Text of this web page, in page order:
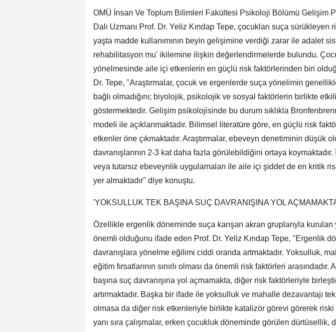
OMÜ İnsan Ve Toplum Bilimleri Fakültesi Psikoloji Bölümü Gelişim
Dalı Uzmanı Prof. Dr. Yeliz Kındap Tepe, çocukları suça sürükleyen
yaşta madde kullanımının beyin gelişimine verdiği zarar ile adalet
rehabilitasyon mu' ikilemine ilişkin değerlendirmelerde bulundu.
yönelmesinde aile içi etkenlerin en güçlü risk faktörlerinden biri
Dr. Tepe, "Araştırmalar, çocuk ve ergenlerde suça yönelimin
bağlı olmadığını; biyolojik, psikolojik ve sosyal faktörlerin birlikte
göstermektedir. Gelişim psikolojisinde bu durum sıklıkla
modeli ile açıklanmaktadır. Bilimsel literatüre göre, en güçlü risk
etkenler öne çıkmaktadır. Araştırmalar, ebeveyn denetiminin düşük
davranışlarının 2-3 kat daha fazla görülebildiğini ortaya
veya tutarsız ebeveynlik uygulamaları ile aile içi şiddet de en kritik
yer almaktadır" diye konuştu.
'YOKSULLUK TEK BAŞINA SUÇ DAVRANIŞINA YOL
Özellikle ergenlik döneminde suça karışan akran gruplarıyla kurulan
önemli olduğunu ifade eden Prof. Dr. Yeliz Kındap Tepe, "Ergenlik
davranışlara yönelme eğilimi ciddi oranda artmaktadır. Yoksulluk,
eğitim fırsatlarının sınırlı olması da önemli risk faktörleri
başına suç davranışına yol açmamakta, diğer risk faktörleriyle
artırmaktadır. Başka bir ifade ile yoksulluk ve mahalle dezavantajı
olmasa da diğer risk etkenleriyle birlikte katalizör görevi görerek riski
yanı sıra çalışmalar, erken çocukluk döneminde görülen dürtüsellik,